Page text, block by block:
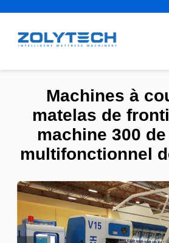
Machines à
matelas de
machine 300
multifonctionnel